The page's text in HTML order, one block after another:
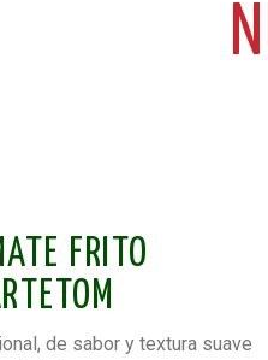
FRITO
de sabor y textura suave